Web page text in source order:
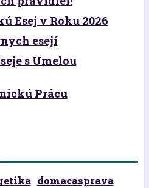
Esej v Roku 2026
esejí
s Umelou
Prácu
domacasprava